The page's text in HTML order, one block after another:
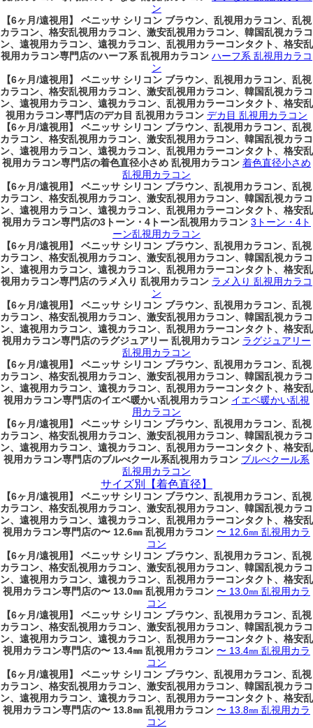
ン
【6ヶ月/遠視用】 ベニッサ シリコン ブラウン、乱視用カラコン、乱視
カラコン、格安乱視用カラコン、激安乱視用カラコン、韓国乱視カラコ
ン、遠視用カラコン、遠視カラコン、乱視用カラーコンタクト、格安乱
視用カラコン専門店のハーフ系 乱視用カラコン ハーフ系 乱視用カラコ
ン
【6ヶ月/遠視用】 ベニッサ シリコン ブラウン、乱視用カラコン、乱視
カラコン、格安乱視用カラコン、激安乱視用カラコン、韓国乱視カラコ
ン、遠視用カラコン、遠視カラコン、乱視用カラーコンタクト、格安乱
視用カラコン専門店のデカ目 乱視用カラコン デカ目 乱視用カラコン
【6ヶ月/遠視用】 ベニッサ シリコン ブラウン、乱視用カラコン、乱視
カラコン、格安乱視用カラコン、激安乱視用カラコン、韓国乱視カラコ
ン、遠視用カラコン、遠視カラコン、乱視用カラーコンタクト、格安乱
視用カラコン専門店の着色直径小さめ 乱視用カラコン 着色直径小さめ
乱視用カラコン
【6ヶ月/遠視用】 ベニッサ シリコン ブラウン、乱視用カラコン、乱視
カラコン、格安乱視用カラコン、激安乱視用カラコン、韓国乱視カラコ
ン、遠視用カラコン、遠視カラコン、乱視用カラーコンタクト、格安乱
視用カラコン専門店の3トーン・4トーン乱視用カラコン 3トーン・4ト
ーン乱視用カラコン
【6ヶ月/遠視用】 ベニッサ シリコン ブラウン、乱視用カラコン、乱視
カラコン、格安乱視用カラコン、激安乱視用カラコン、韓国乱視カラコ
ン、遠視用カラコン、遠視カラコン、乱視用カラーコンタクト、格安乱
視用カラコン専門店のラメ入り 乱視用カラコン ラメ入り 乱視用カラコ
ン
【6ヶ月/遠視用】 ベニッサ シリコン ブラウン、乱視用カラコン、乱視
カラコン、格安乱視用カラコン、激安乱視用カラコン、韓国乱視カラコ
ン、遠視用カラコン、遠視カラコン、乱視用カラーコンタクト、格安乱
視用カラコン専門店のラグジュアリー 乱視用カラコン ラグジュアリー
乱視用カラコン
【6ヶ月/遠視用】 ベニッサ シリコン ブラウン、乱視用カラコン、乱視
カラコン、格安乱視用カラコン、激安乱視用カラコン、韓国乱視カラコ
ン、遠視用カラコン、遠視カラコン、乱視用カラーコンタクト、格安乱
視用カラコン専門店のイエベ暖かい乱視用カラコン イエベ暖かい乱視
用カラコン
【6ヶ月/遠視用】 ベニッサ シリコン ブラウン、乱視用カラコン、乱視
カラコン、格安乱視用カラコン、激安乱視用カラコン、韓国乱視カラコ
ン、遠視用カラコン、遠視カラコン、乱視用カラーコンタクト、格安乱
視用カラコン専門店のブルべクール系乱視用カラコン ブルべクール系
乱視用カラコン
サイズ別【着色直径】
【6ヶ月/遠視用】 ベニッサ シリコン ブラウン、乱視用カラコン、乱視
カラコン、格安乱視用カラコン、激安乱視用カラコン、韓国乱視カラコ
ン、遠視用カラコン、遠視カラコン、乱視用カラーコンタクト、格安乱
視用カラコン専門店の〜 12.6㎜ 乱視用カラコン 〜 12.6㎜ 乱視用カラ
コン
【6ヶ月/遠視用】 ベニッサ シリコン ブラウン、乱視用カラコン、乱視
カラコン、格安乱視用カラコン、激安乱視用カラコン、韓国乱視カラコ
ン、遠視用カラコン、遠視カラコン、乱視用カラーコンタクト、格安乱
視用カラコン専門店の〜 13.0㎜ 乱視用カラコン 〜 13.0㎜ 乱視用カラ
コン
【6ヶ月/遠視用】 ベニッサ シリコン ブラウン、乱視用カラコン、乱視
カラコン、格安乱視用カラコン、激安乱視用カラコン、韓国乱視カラコ
ン、遠視用カラコン、遠視カラコン、乱視用カラーコンタクト、格安乱
視用カラコン専門店の〜 13.4㎜ 乱視用カラコン 〜 13.4㎜ 乱視用カラ
コン
【6ヶ月/遠視用】 ベニッサ シリコン ブラウン、乱視用カラコン、乱視
カラコン、格安乱視用カラコン、激安乱視用カラコン、韓国乱視カラコ
ン、遠視用カラコン、遠視カラコン、乱視用カラーコンタクト、格安乱
視用カラコン専門店の〜 13.8㎜ 乱視用カラコン 〜 13.8㎜ 乱視用カラ
コン